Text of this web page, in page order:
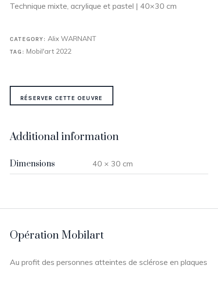
Technique mixte, acrylique et pastel | 40×30 cm
CATEGORY: Alix WARNANT
TAG: Mobil'art 2022
RÉSERVER CETTE OEUVRE
Additional information
Dimensions 40 × 30 cm
Opération Mobilart
Au profit des personnes atteintes de sclérose en plaques